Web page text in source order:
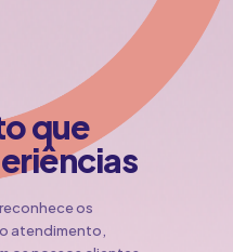
que
os
atendimento,